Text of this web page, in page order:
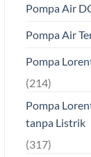
Pompa Air
Pompa Air
Pompa
(214)
Pompa
tanpa Listrik
(317)